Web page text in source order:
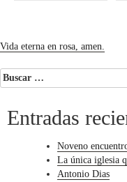
Navegación
de
Vida eterna en rosa, amen.
Buscar:
Entradas
Noveno
La única iglesia
Antonio Dias